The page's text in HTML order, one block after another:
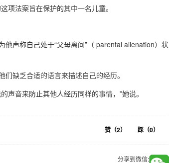
项法案旨在保护的其中一名儿童。
声称自己处于“父母离间”（ parental alienation）状
缺乏合适的语言来描述自己的经历。
声音来防止其他人经历同样的事情，”她说。
赞（2） 踩（0）
分享到微信: